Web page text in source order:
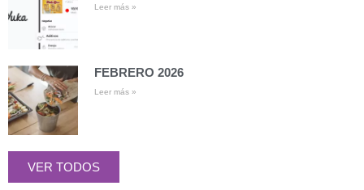
Leer más »
FEBRERO 2026
Leer más »
VER TODOS